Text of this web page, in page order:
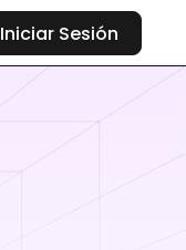
Iniciar Sesión